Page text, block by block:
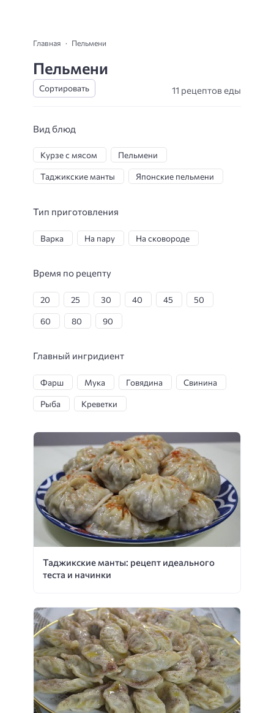
Главная Пельмени
Пельмени
11 рецептов еды
Вид блюд
Курзе с мясом Пельмени
Таджикские манты Японские пельмени
Тип приготовления
Варка На пару На сковороде
Время по рецепту
20 25 30 40 45 50
60 80 90
Главный ингридиент
Фарш Мука Говядина Свинина
Рыба Креветки
Таджикские манты: рецепт идеального
теста и начинки